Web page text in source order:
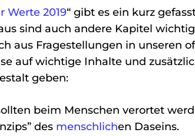
Werte 2019“ gibt es ein kurz
sind auch andere Kapitel
aus Fragestellungen in unseren
auf wichtige Inhalte und
geben:
beim Menschen verortet
des menschlichen Daseins.